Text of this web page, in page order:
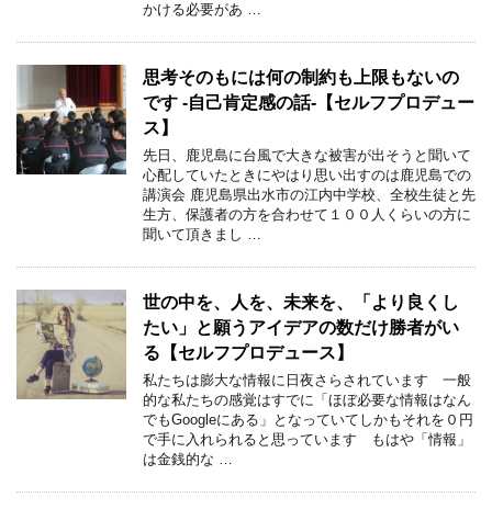
かける必要があ …
思考そのもには何の制約も上限もないの
です -自己肯定感の話-【セルフプロデュー
ス】
先日、鹿児島に台風で大きな被害が出そうと聞いて
心配していたときにやはり思い出すのは鹿児島での
講演会 鹿児島県出水市の江内中学校、全校生徒と先
生方、保護者の方を合わせて１００人くらいの方に
聞いて頂きまし …
世の中を、人を、未来を、「より良くし
たい」と願うアイデアの数だけ勝者がい
る【セルフプロデュース】
私たちは膨大な情報に日夜さらされています 一般
的な私たちの感覚はすでに「ほぼ必要な情報はなん
でもGoogleにある」となっていてしかもそれを０円
で手に入れられると思っています もはや「情報」
は金銭的な …